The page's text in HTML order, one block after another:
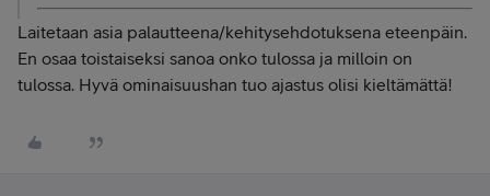
Laitetaan asia palautteena/kehitysehdotuksena eteenpäin.
En osaa toistaiseksi sanoa onko tulossa ja milloin on
tulossa. Hyvä ominaisuushan tuo ajastus olisi kieltämättä!